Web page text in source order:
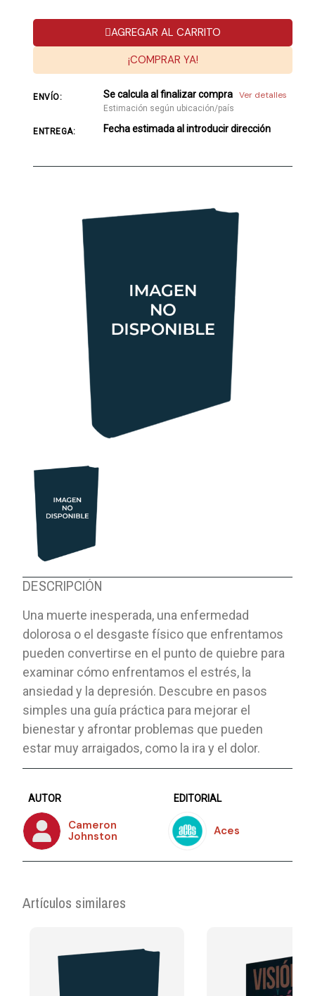
DESCRIPCIÓN
Una muerte inesperada, una enfermedad
dolorosa o el desgaste físico que enfrentamos
pueden convertirse en el punto de quiebre para
examinar cómo enfrentamos el estrés, la
ansiedad y la depresión. Descubre en pasos
simples una guía práctica para mejorar el
bienestar y afrontar problemas que pueden
estar muy arraigados, como la ira y el dolor.
AUTOR
Cameron
Johnston
EDITORIAL
Aces
Artículos similares
AGREGAR AL CARRITO
¡COMPRAR YA!
ENVÍO: Se calcula al finalizar compra Ver detalles
Estimación según ubicación/país
ENTREGA: Fecha estimada al introducir dirección